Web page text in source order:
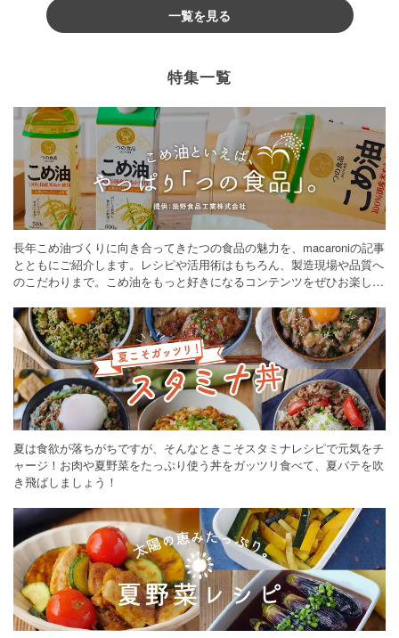
一覧を見る
特集一覧
長年こめ油づくりに向き合ってきたつの食品の魅力を、macaroniの記事
とともにご紹介します。レシピや活用術はもちろん、製造現場や品質へ
のこだわりまで。こめ油をもっと好きになるコンテンツをぜひお楽しみ
夏は食欲が落ちがちですが、そんなときこそスタミナレシピで元気をチ
ャージ！お肉や夏野菜をたっぷり使う丼をガッツリ食べて、夏バテを吹
き飛ばしましょう！